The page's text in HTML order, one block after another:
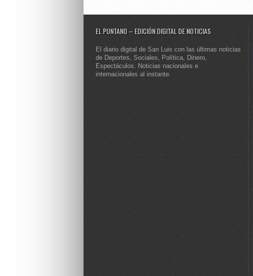
EL PUNTANO – EDICIÓN DIGITAL DE NOTICIAS
El diario digital de San Luis con las últimas noticias
de Deportes, Sociales, Política, Dinero,
Espectáculos. Noticias nacionales e
internacionales al instante.